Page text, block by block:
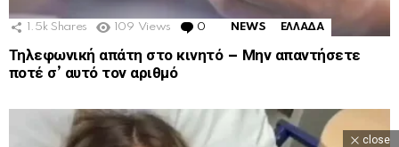
1.5k Shares 109 Views 0 Comments
NEWS ΕΛΛΑΔΑ
Τηλεφωνική απάτη στο κινητό – Μην απαντήσετε
ποτέ σ’ αυτό τον αριθμό
close